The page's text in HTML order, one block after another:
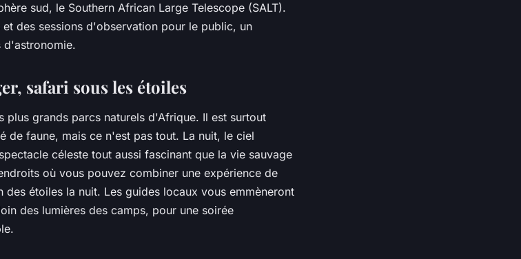
sud, le Southern African Large Telescope (SALT).
des sessions d'observation pour le public, un
d'astronomie.
safari sous les étoiles
plus grands parcs naturels d'Afrique. Il est surtout
de faune, mais ce n'est pas tout. La nuit, le ciel
céleste tout aussi fascinant que la vie sauvage
où vous pouvez combiner une expérience de
étoiles la nuit. Les guides locaux vous emmèneront
des lumières des camps, pour une soirée